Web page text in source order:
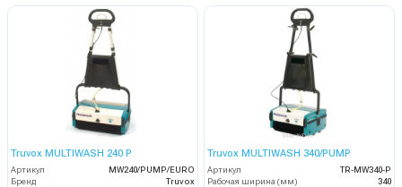
Truvox MULTIWASH 240 P
Артикул
MW240/PUMP/EURO
Бренд
Truvox
Truvox MULTIWASH 340/PUMP
Артикул
TR-MW340-P
Рабочая ширина (мм)
340